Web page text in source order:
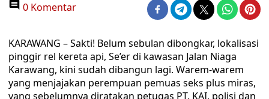
0 Komentar
KARAWANG – Sakti! Belum sebulan dibongkar, lokalisasi
pinggir rel kereta api, Se’er di kawasan Jalan Niaga
Karawang, kini sudah dibangun lagi. Warem-warem
yang menjajakan perempuan pemuas seks plus miras,
yang sebelumnya diratakan petugas PT. KAI, polisi dan